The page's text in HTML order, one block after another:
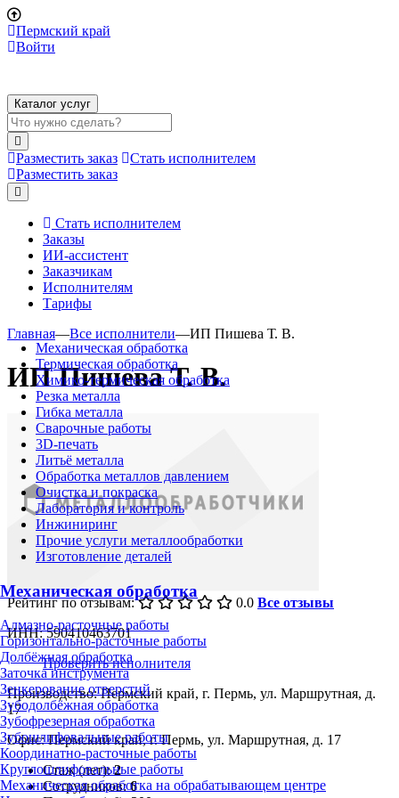
Пермский край
Войти
Каталог услуг
Разместить заказ
Стать исполнителем
Разместить заказ
Стать исполнителем
Заказы
ИИ-ассистент
Заказчикам
Исполнителям
Тарифы
Механическая обработка
Термическая обработка
Химико-термическая обработка
Резка металла
Гибка металла
Сварочные работы
3D-печать
Литьё металла
Обработка металлов давлением
Очистка и покраска
Лаборатория и контроль
Инжиниринг
Прочие услуги металлообработки
Изготовление деталей
Механическая обработка
Алмазно-расточные работы
Горизонтально-расточные работы
Долбёжная обработка
Заточка инструмента
Зенкерование отверстий
Зубодолбёжная обработка
Зубофрезерная обработка
Зубошлифовальные работы
Координатно-расточные работы
Круглошлифовальные работы
Механическая обработка на обрабатывающем центре
Главная—Все исполнители—ИП Пишева Т. В.
ИП Пишева Т. В.
Рейтинг по отзывам: 0.0 Все отзывы
ИНН: 590410463701
Проверить исполнителя
Производство: Пермский край, г. Пермь, ул. Маршрутная, д.
17
Офис: Пермский край, г. Пермь, ул. Маршрутная, д. 17
Стаж (лет):2
Сотрудников:6